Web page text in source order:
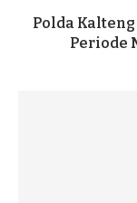
Polda
Periode